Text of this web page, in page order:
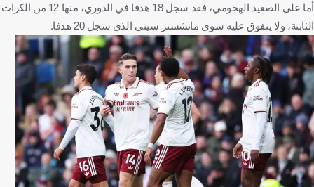
أما على الصعيد الهجومي، فقد سجل 18 هدفا في الدوري، منها 12 من الكرات
الثابتة، ولا يتفوق عليه سوى مانشستر سيتي الذي سجل 20 هدفا.